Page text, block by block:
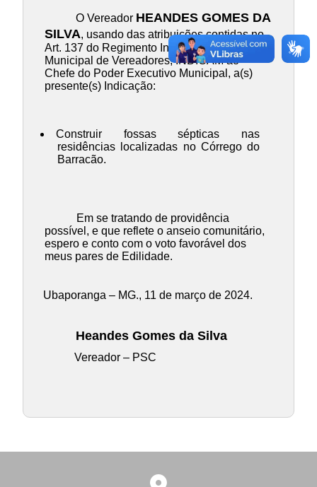
O Vereador HEANDES GOMES DA
SILVA, usando das atribuições contidas no
Art. 137 do Regimento Inteo da Câmara
Municipal de Vereadores, INDICAM ao
Chefe do Poder Executivo Municipal, a(s)
presente(s) Indicação:
Construir fossas sépticas nas
residências localizadas no Córrego do
Barracão.
Em se tratando de providência
possível, e que reflete o anseio comunitário,
espero e conto com o voto favorável dos
meus pares de Edilidade.
Ubaporanga – MG., 11 de março de 2024.
Heandes Gomes da Silva
Vereador – PSC